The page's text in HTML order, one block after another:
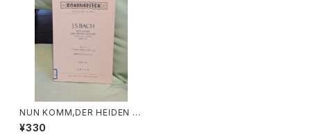
NUN KOMM,DER HEIDEN H
EILAND Kantate zum 1.Adu
end BWV61 いざ来ませ、異邦
¥330